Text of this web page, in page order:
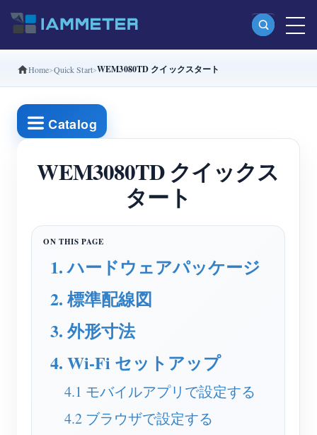
製品
単相Wi-Fiエネルギーメーター（WEM3080）
分相Wi-Fiエネルギーメーター（WEM2067）
三相Wi-Fiエネルギーメーター（WEM3080T）
三相Wi-Fiエネルギーメーター（WEM3046T）
WiFi電力コントローラー
IAMMETER Cloud Pro
セルフホスティングサービス
EV充電器
エネルギー予測・シミュレーションシステム
Home Quick Start WEM3080TD クイックスタート
Catalog
WEM3080TD クイックス
タート
1. ハードウェアパッケージ
2. 標準配線図
3. 外形寸法
4. Wi-Fi セットアップ
4.1 モバイルアプリで設定する
4.2 ブラウザで設定する